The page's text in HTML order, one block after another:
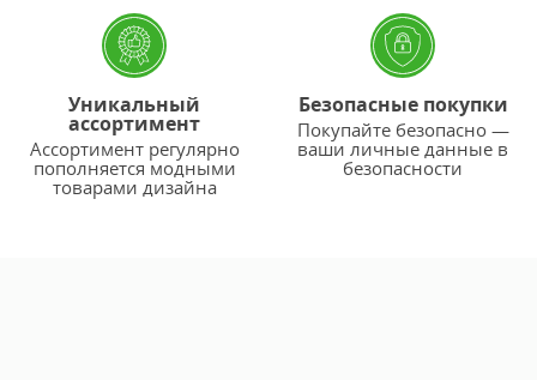
Уникальный
ассортимент
Ассортимент регулярно
пополняется модными
товарами дизайна
Безопасные покупки
Покупайте безопасно —
ваши личные данные в
безопасности